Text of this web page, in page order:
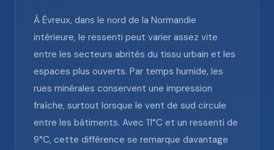
À Évreux, dans le nord de la Normandie
intérieure, le ressenti peut varier assez vite
entre les secteurs abrités du tissu urbain et les
espaces plus ouverts. Par temps humide, les
rues minérales conservent une impression
fraîche, surtout lorsque le vent de sud circule
entre les bâtiments. Avec 11°C et un ressenti de
9°C, cette différence se remarque davantage